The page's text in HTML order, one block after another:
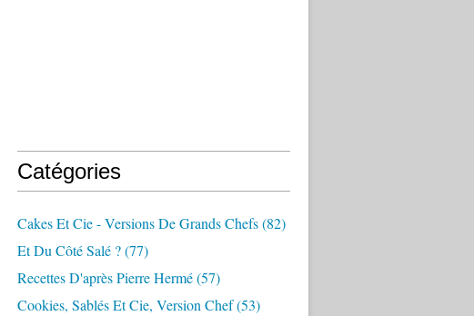
Catégories
Cakes Et Cie - Versions De Grands Chefs(82)
Et Du Côté Salé ?(77)
Recettes D'après Pierre Hermé(57)
Cookies, Sablés Et Cie, Version Chef(53)